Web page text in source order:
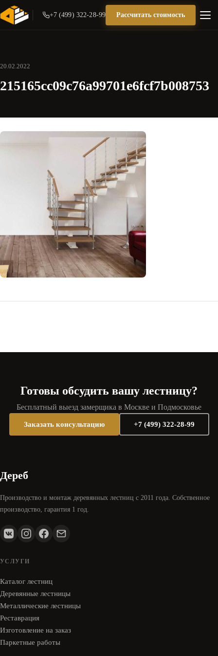
+7 (499) 322-28-99 Рассчитать стоимость
20.02.2022
215165cc09c76a99701e6fcf7b008753
Готовы обсудить вашу лестницу?
Бесплатный выезд замерщика в Москве и Подмосковье
Заказать консультацию +7 (499) 322-28-99
Дереб
Производство и монтаж деревянных лестниц с 2011 года. Собственное
производство, гарантия 1 год.
УСЛУГИ
Каталог лестниц
Деревянные лестницы
Металлические лестницы
Реставрация
Изготовление на заказ
Паркетные работы